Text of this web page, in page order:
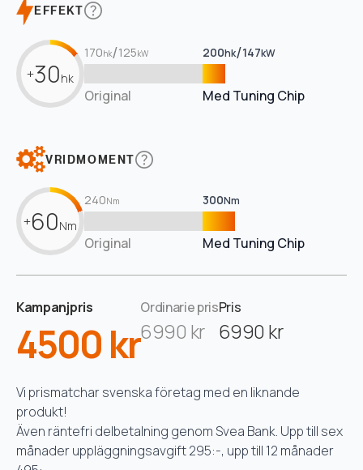
EFFEKT
+30hk
170hk/125kW 200hk/147kW
Original Med Tuning Chip
VRIDMOMENT
+60Nm
240Nm 300Nm
Original Med Tuning Chip
Kampanjpris
4500 kr
Ordinarie pris
6990 kr
Pris
6990 kr
Vi prismatchar svenska företag med en liknande
produkt!
Även räntefri delbetalning genom Svea Bank. Upp till sex
månader uppläggningsavgift 295:-, upp till 12 månader